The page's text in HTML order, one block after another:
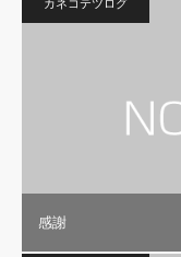
カネコテツログ
感謝